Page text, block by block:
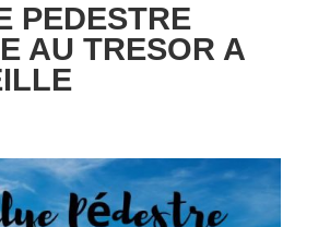
PEDESTRE
AU TRESOR A